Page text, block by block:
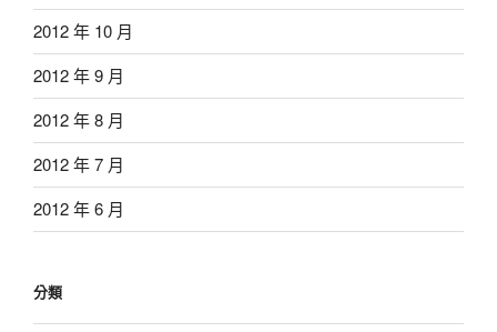
2012 年 10 月
2012 年 9 月
2012 年 8 月
2012 年 7 月
2012 年 6 月
分類